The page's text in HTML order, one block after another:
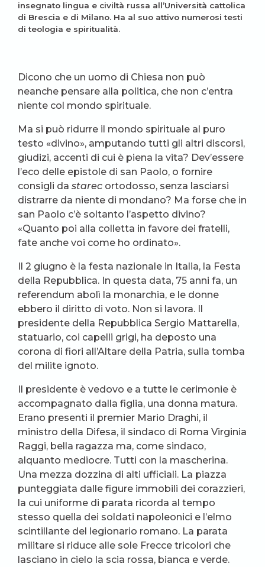
insegnato lingua e civiltà russa all’Università cattolica
di Brescia e di Milano. Ha al suo attivo numerosi testi
di teologia e spiritualità.
Dicono che un uomo di Chiesa non può
neanche pensare alla politica, che non c’entra
niente col mondo spirituale.
Ma si può ridurre il mondo spirituale al puro
testo «divino», amputando tutti gli altri discorsi,
giudizi, accenti di cui è piena la vita? Dev’essere
l’eco delle epistole di san Paolo, o fornire
consigli da starec ortodosso, senza lasciarsi
distrarre da niente di mondano? Ma forse che in
san Paolo c’è soltanto l’aspetto divino?
«Quanto poi alla colletta in favore dei fratelli,
fate anche voi come ho ordinato».
Il 2 giugno è la festa nazionale in Italia, la Festa
della Repubblica. In questa data, 75 anni fa, un
referendum abolì la monarchia, e le donne
ebbero il diritto di voto. Non si lavora. Il
presidente della Repubblica Sergio Mattarella,
statuario, coi capelli grigi, ha deposto una
corona di fiori all’Altare della Patria, sulla tomba
del milite ignoto.
Il presidente è vedovo e a tutte le cerimonie è
accompagnato dalla figlia, una donna matura.
Erano presenti il premier Mario Draghi, il
ministro della Difesa, il sindaco di Roma Virginia
Raggi, bella ragazza ma, come sindaco,
alquanto mediocre. Tutti con la mascherina.
Una mezza dozzina di alti ufficiali. La piazza
punteggiata dalle figure immobili dei corazzieri,
la cui uniforme di parata ricorda al tempo
stesso quella dei soldati napoleonici e l’elmo
scintillante del legionario romano. La parata
militare si riduce alle sole Frecce tricolori che
lasciano in cielo la scia rossa, bianca e verde.